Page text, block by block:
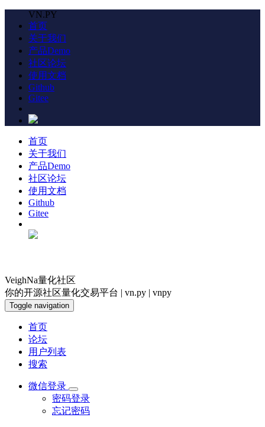
VN.PY
首页
关于我们
产品Demo
社区论坛
使用文档
Github
Gitee
首页
关于我们
产品Demo
社区论坛
使用文档
Github
Gitee
VeighNa量化社区
你的开源社区量化交易平台 | vn.py | vnpy
Toggle navigation
首页
论坛
用户列表
搜索
微信登录
密码登录
忘记密码